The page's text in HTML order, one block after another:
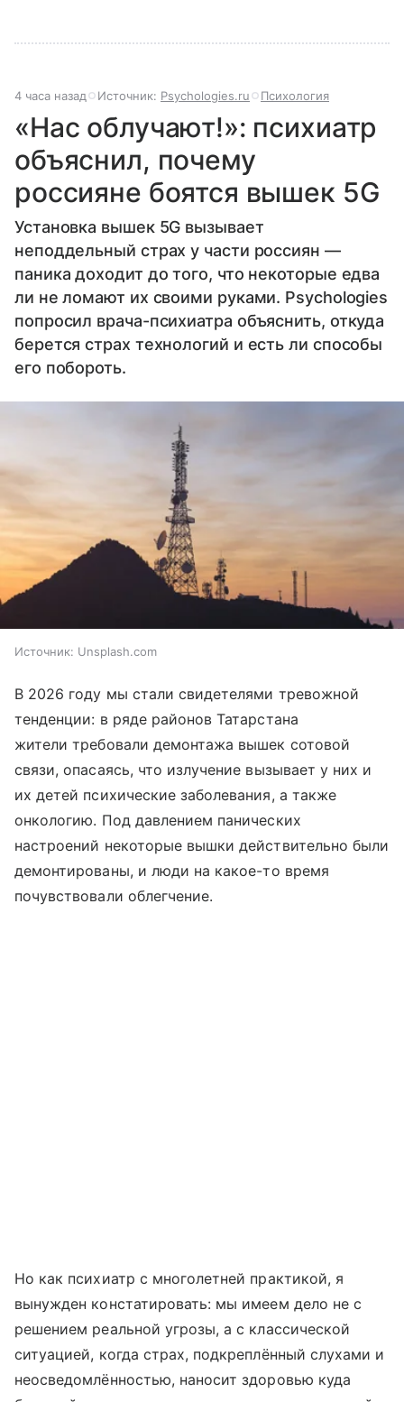
4 часа назад Источник: Psychologies.ru Психология
«Нас облучают!»: психиатр
объяснил, почему
россияне боятся вышек 5G
Установка вышек 5G вызывает
неподдельный страх у части россиян —
паника доходит до того, что некоторые едва
ли не ломают их своими руками. Psychologies
попросил врача-психиатра объяснить, откуда
берется страх технологий и есть ли способы
его побороть.
Источник: Unsplash.com
В 2026 году мы стали свидетелями тревожной
тенденции: в ряде районов Татарстана
жители требовали демонтажа вышек сотовой
связи, опасаясь, что излучение вызывает у них и
их детей психические заболевания, а также
онкологию. Под давлением панических
настроений некоторые вышки действительно были
демонтированы, и люди на какое-то время
почувствовали облегчение.
Но как психиатр с многолетней практикой, я
вынужден констатировать: мы имеем дело не с
решением реальной угрозы, а с классической
ситуацией, когда страх, подкреплённый слухами и
неосведомлённостью, наносит здоровью куда